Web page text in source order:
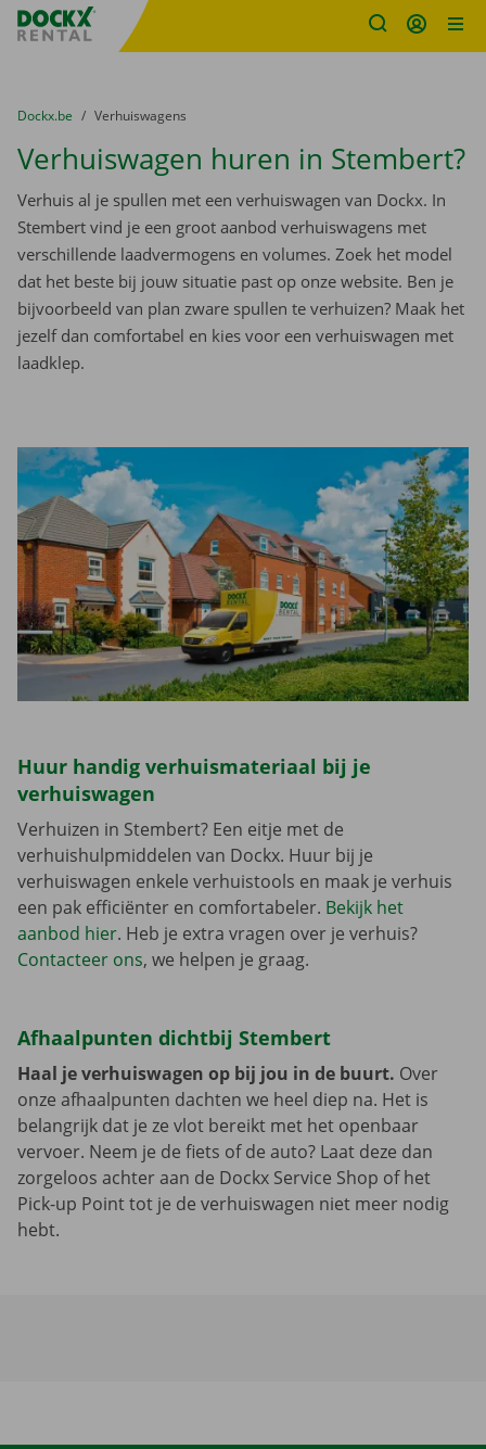
Fratello DEMO
U bevindt zich hier:
van
Dockx.be naar
Verhuiswagens
Verhuiswagen huren in Stembert?
Verhuis al je spullen met een verhuiswagen van Dockx. In
Stembert vind je een groot aanbod verhuiswagens met
verschillende laadvermogens en volumes. Zoek het model
dat het beste bij jouw situatie past op onze website. Ben je
bijvoorbeeld van plan zware spullen te verhuizen? Maak het
jezelf dan comfortabel en kies voor een verhuiswagen met
laadklep.
Huur handig verhuismateriaal bij je
verhuiswagen
Verhuizen in Stembert? Een eitje met de
verhuishulpmiddelen van Dockx. Huur bij je
verhuiswagen enkele verhuistools en maak je verhuis
een pak efficiënter en comfortabeler. Bekijk het
aanbod hier. Heb je extra vragen over je verhuis?
Contacteer ons, we helpen je graag.
Afhaalpunten dichtbij Stembert
Haal je verhuiswagen op bij jou in de buurt. Over
onze afhaalpunten dachten we heel diep na. Het is
belangrijk dat je ze vlot bereikt met het openbaar
vervoer. Neem je de fiets of de auto? Laat deze dan
zorgeloos achter aan de Dockx Service Shop of het
Pick-up Point tot je de verhuiswagen niet meer nodig
hebt.